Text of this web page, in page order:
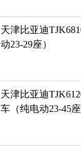
天津比亚迪
动23-29座）
天津比亚迪
车（纯电动23-45座